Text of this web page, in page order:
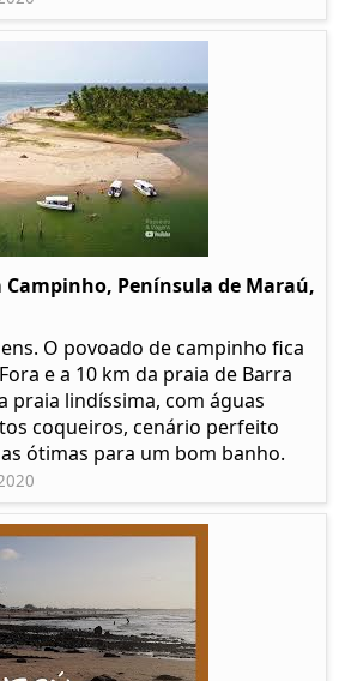
Campinho, Península de Maraú,
O povoado de campinho fica
e a 10 km da praia de Barra
praia lindíssima, com águas
coqueiros, cenário perfeito
ótimas para um bom banho.